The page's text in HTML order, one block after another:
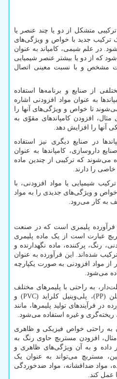
متشکل از دو یا چند عنصر یا
ترکیب جدید با خواص و ویژگی‌های
در علم شیمی، کامپاند به عنوان
که از دو یا بیشتر عنصر شیمیایی
و با نسبت معینی اتصال
از صنایع و برنامه‌ها استفاده
به عنوان مواد افزودنی اشاره
تا خواص و ویژگی‌های آنها را
مثال، افزودن کامپاندهای مقوّی به
آنها را افزایش دهد.
در صنایع دیگری نیز استفاده
داروسازی، کامپاندها به عنوان
می‌شوند که ترکیبی از چندین ماده
را دارند.
ترکیب شیمیایی یا مواد افزودنی، با
خواص و ویژگی‌های جدیدی را به مواد
به کار می‌رود.
پلیمری است که در صنعت
عبارت است از یک ماده پلیمری
رنگ، پرکننده، ماده نگهدارنده و
شده‌اند. این فرآورده به عنوان
مواد افزودنی به صورت یکپارچه
می‌شود.
به راحتی با پلیمرهای مختلف
(
PP)، پلی‌وینیل کلراید (PVC) و
فرآیندهای تولید پلیمرها، مانند
و غیره استفاده می‌شود.
به راحتی خواص فیزیکی و ظاهری
مثال، افزودن مستربچ حاوی رنگ به
داده و به آن ویژگی‌های ظاهری و
مستربچ می‌تواند به عنوان یک
مواد ضدافشانه، مواد ضدخوردگی
عمل کند.